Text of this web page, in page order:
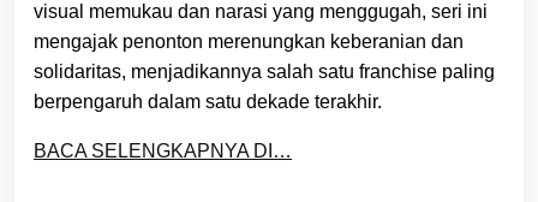
visual memukau dan narasi yang menggugah, seri ini
mengajak penonton merenungkan keberanian dan
solidaritas, menjadikannya salah satu franchise paling
berpengaruh dalam satu dekade terakhir.
BACA SELENGKAPNYA DI…